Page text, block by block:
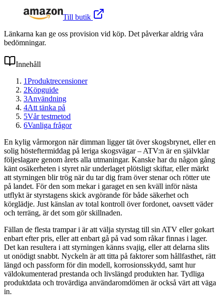
Till butik
Länkarna kan ge oss provision vid köp. Det påverkar aldrig våra
bedömningar.
Innehåll
1Produktrecensioner
2Köpguide
3Användning
4Att tänka på
5Vår testmetod
6Vanliga frågor
En kylig vårmorgon när dimman ligger tät över skogsbrynet, eller en
solig hösteftermiddag på leriga skogsvägar – ATV:n är en självklar
följeslagare genom årets alla utmaningar. Kanske har du någon gång
känt osäkerheten i styret när underlaget plötsligt skiftar, eller märkt
att styrningen blir trög när du tar dig fram över stenar och rötter ute
på landet. För den som mekar i garaget en sen kväll inför nästa
utflykt är styrstagens skick avgörande för både säkerhet och
körglädje. Just känslan av total kontroll över fordonet, oavsett väder
och terräng, är det som gör skillnaden.
Fällan de flesta trampar i är att välja styrstag till sin ATV eller gokart
enbart efter pris, eller att enbart gå på vad som råkar finnas i lager.
Det kan resultera i att styrningen känns svajig, eller att delarna slits
ut onödigt snabbt. Nyckeln är att titta på faktorer som hållfasthet, rätt
längd och passform för din modell, korrosionsskydd, samt hur
väldokumenterad prestanda och livslängd produkten har. Tydliga
produktdata och trovärdiga användaromdömen är också värt att väga
in.